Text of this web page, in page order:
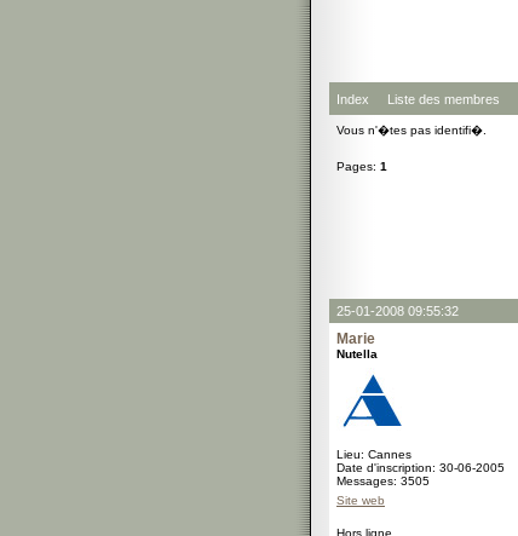
Index Liste des membres
Vous n'�tes pas identifi�.
Pages: 1
25-01-2008 09:55:32
Marie
Nutella
Lieu: Cannes
Date d'inscription: 30-06-2005
Messages: 3505
Site web
Hors ligne